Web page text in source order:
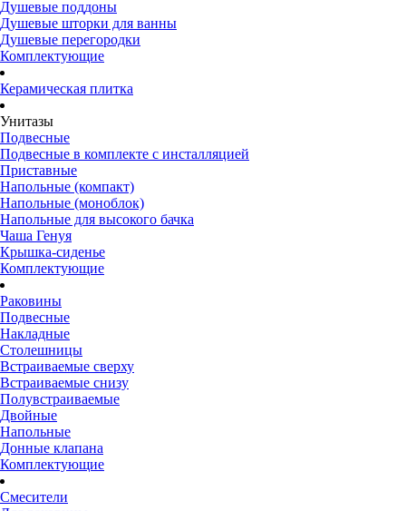
Душевые поддоны
Душевые шторки для ванны
Душевые перегородки
Комплектующие
Керамическая плитка
Унитазы
Подвесные
Подвесные в комплекте с инсталляцией
Приставные
Напольные (компакт)
Напольные (моноблок)
Напольные для высокого бачка
Чаша Генуя
Крышка-сиденье
Комплектующие
Раковины
Подвесные
Накладные
Столешницы
Встраиваемые сверху
Встраиваемые снизу
Полувстраиваемые
Двойные
Напольные
Донные клапана
Комплектующие
Смесители